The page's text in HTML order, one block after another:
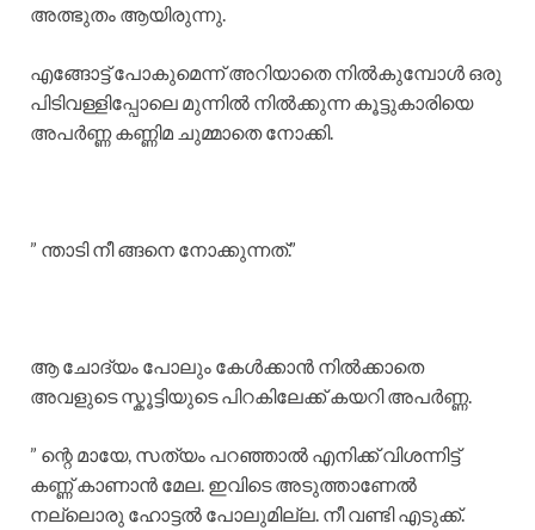
അത്ഭുതം ആയിരുന്നു.
എങ്ങോട്ട് പോകുമെന്ന് അറിയാതെ നിൽകുമ്പോൾ ഒരു
പിടിവള്ളിപ്പോലെ മുന്നിൽ നിൽക്കുന്ന കൂട്ടുകാരിയെ
അപർണ്ണ കണ്ണിമ ചുമ്മാതെ നോക്കി.
” ന്താടി നീ ങ്ങനെ നോക്കുന്നത്.”
ആ ചോദ്യം പോലും കേൾക്കാൻ നിൽക്കാതെ
അവളുടെ സ്കൂട്ടിയുടെ പിറകിലേക്ക് കയറി അപർണ്ണ.
” ന്റെ മായേ, സത്യം പറഞ്ഞാൽ എനിക്ക് വിശന്നിട്ട്
കണ്ണ് കാണാൻ മേല. ഇവിടെ അടുത്താണേൽ
നല്ലൊരു ഹോട്ടൽ പോലുമില്ല. നീ വണ്ടി എടുക്ക്.